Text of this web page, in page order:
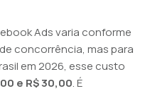
Ads varia conforme
concorrência, mas para
em 2026, esse custo
e R$ 30,00. É